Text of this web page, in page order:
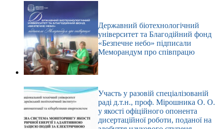
Державний біотехнологічний
університет та Благодійний фонд
«Безпечне небо» підписали
Меморандум про співпрацю
Участь у разовій спеціалізованій
раді д.т.н., проф. Мірошника О. О.
у якості офіційного опонента
дисертаційної роботи, поданої на